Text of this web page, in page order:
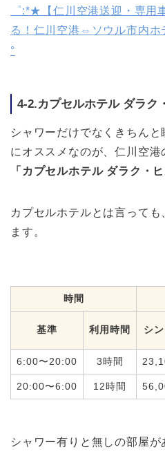
゜:*★【仁川空港送迎・専用
る！仁川空港⇔ソウル市内
°
4-2.カプセルホテル ダラク
シャワーだけでなくきちん
にオススメなのが、仁川空
「カプセルホテル ダラク・ヒ
カプセルホテルとは言って
ます。
時間
基準 利用時間 シ
6:00〜20:00 3時間
20:00〜6:00 12時間
シャワー有りと無しの部屋